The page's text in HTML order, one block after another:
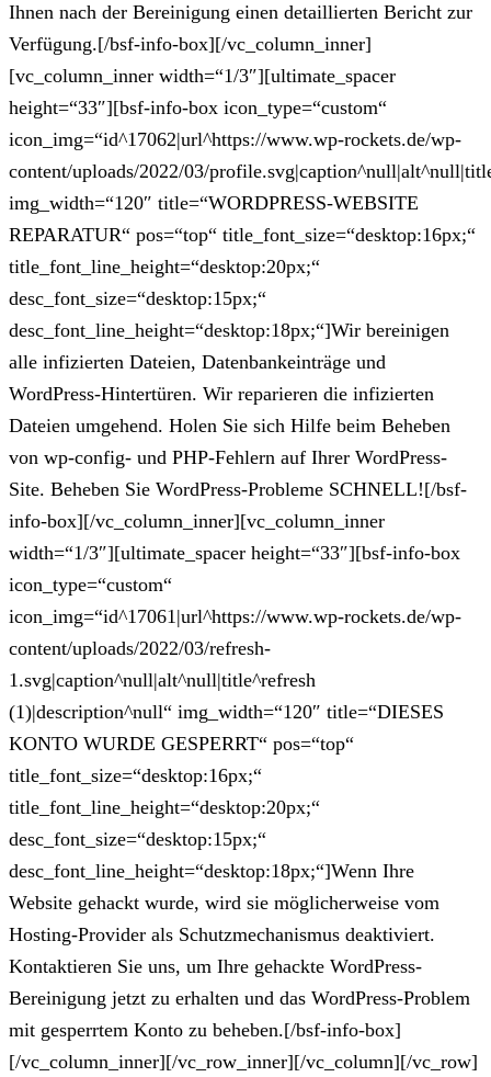
Ihnen nach der Bereinigung einen detaillierten Bericht zur
Verfügung.[/bsf-info-box][/vc_column_inner]
[vc_column_inner width=“1/3″][ultimate_spacer
height=“33″][bsf-info-box icon_type=“custom“
icon_img=“id^17062|url^https://www.wp-rockets.de/wp-
content/uploads/2022/03/
img_width=“120″ title=“WORDPRESS-WEBSITE
REPARATUR“ pos=“top“ title_font_size=“desktop:16px;“
title_font_line_height=“desktop:20px;“
desc_font_size=“desktop:15px;“
desc_font_line_height=“desktop:18px;“]Wir bereinigen
alle infizierten Dateien, Datenbankeinträge und
WordPress-Hintertüren. Wir reparieren die infizierten
Dateien umgehend. Holen Sie sich Hilfe beim Beheben
von wp-config- und PHP-Fehlern auf Ihrer WordPress-
Site. Beheben Sie WordPress-Probleme SCHNELL![/bsf-
info-box][/vc_column_inner][vc_column_inner
width=“1/3″][ultimate_spacer height=“33″][bsf-info-box
icon_type=“custom“
icon_img=“id^17061|url^https://www.wp-rockets.de/wp-
content/uploads/2022/03/refresh-
1.svg|caption^null|alt^null|title^refresh
(1)|description^null“ img_width=“120″ title=“DIESES
KONTO WURDE GESPERRT“ pos=“top“
title_font_size=“desktop:16px;“
title_font_line_height=“desktop:20px;“
desc_font_size=“desktop:15px;“
desc_font_line_height=“desktop:18px;“]Wenn Ihre
Website gehackt wurde, wird sie möglicherweise vom
Hosting-Provider als Schutzmechanismus deaktiviert.
Kontaktieren Sie uns, um Ihre gehackte WordPress-
Bereinigung jetzt zu erhalten und das WordPress-Problem
mit gesperrtem Konto zu beheben.[/bsf-info-box]
[/vc_column_inner][/vc_row_inner][/vc_column][/vc_row]